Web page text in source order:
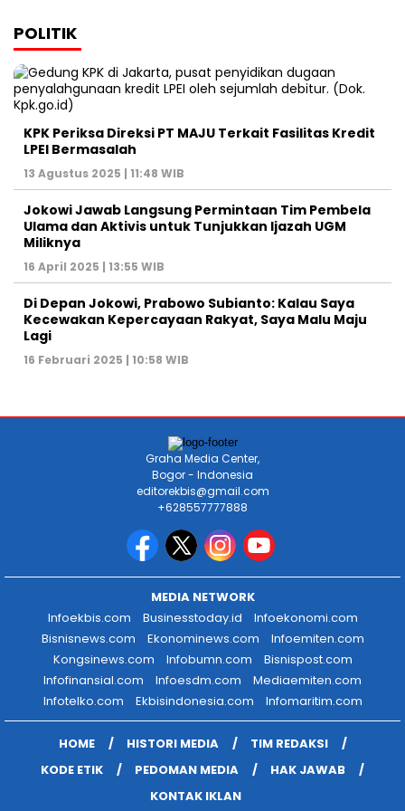
POLITIK
KPK Periksa Direksi PT MAJU Terkait Fasilitas Kredit
LPEI Bermasalah
13 Agustus 2025 | 11:48 WIB
Jokowi Jawab Langsung Permintaan Tim Pembela
Ulama dan Aktivis untuk Tunjukkan Ijazah UGM
Miliknya
16 April 2025 | 13:55 WIB
Di Depan Jokowi, Prabowo Subianto: Kalau Saya
Kecewakan Kepercayaan Rakyat, Saya Malu Maju
Lagi
16 Februari 2025 | 10:58 WIB
Graha Media Center,
Bogor - Indonesia
editorekbis@gmail.com
+628557777888
MEDIA NETWORK
Infoekbis.com
Businesstoday.id
Infoekonomi.com
Bisnisnews.com
Ekonominews.com
Infoemiten.com
Kongsinews.com
Infobumn.com
Bisnispost.com
Infofinansial.com
Infoesdm.com
Mediaemiten.com
Infotelko.com
Ekbisindonesia.com Infomaritim.com
HOME HISTORI MEDIA
TIM REDAKSI
KODE ETIK
PEDOMAN MEDIA
HAK JAWAB
KONTAK IKLAN